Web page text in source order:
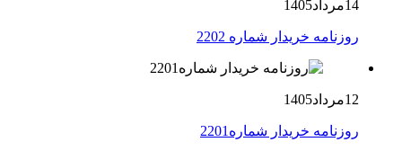
14مرداد1405
روزنامه خریدار شماره 2202
12مرداد1405
روزنامه خریدار شماره2201